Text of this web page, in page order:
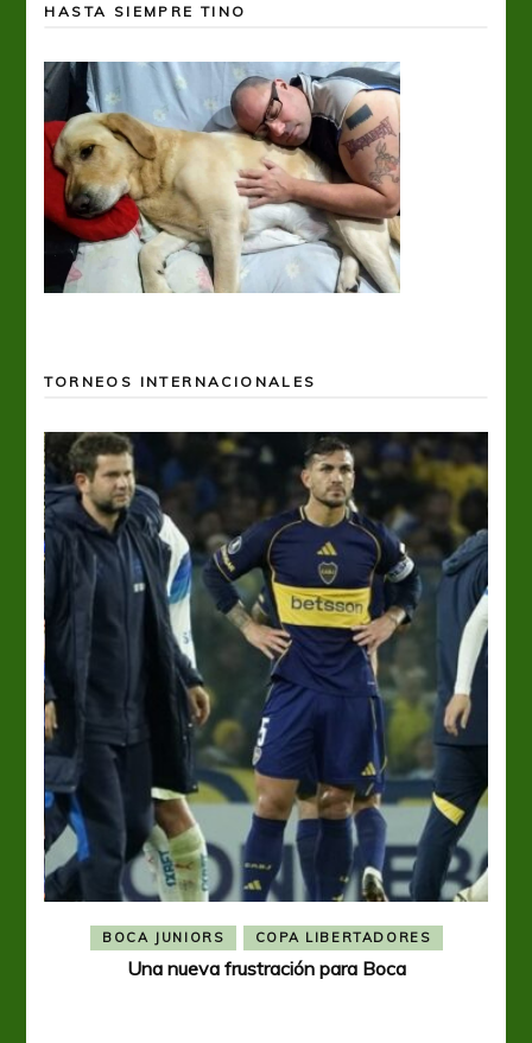
HASTA SIEMPRE TINO
TORNEOS INTERNACIONALES
BOCA JUNIORS COPA LIBERTADORES
Una nueva frustración para Boca